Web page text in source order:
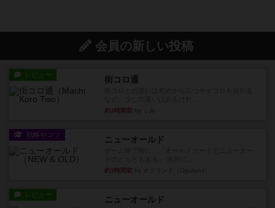
街コロ通
約3時間前by くみ
戦略やコツ
ゲーム終了時に、「オールドカードとニューカー
by オグランド（Oguland）
レビュー
ボードゲームを1,000個以上持っているユーザー視
by オグランド（Oguland）